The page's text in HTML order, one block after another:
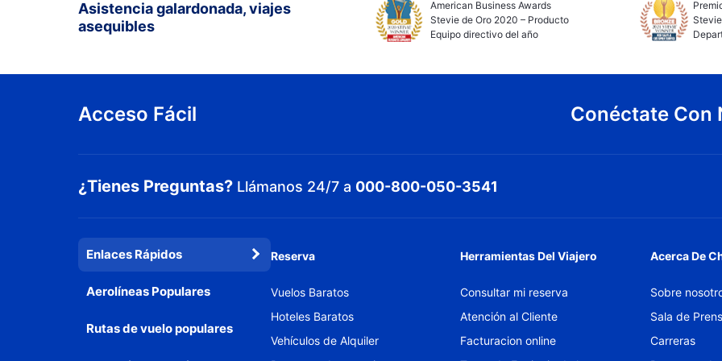
Asistencia galardonada, viajes
asequibles
American Business Awards
Stevie de Oro 2020 – Producto
Equipo directivo del año
Acceso Fácil Conéctate Con
¿Tienes Preguntas? Llámanos 24/7 a 000-800-050-3541
Enlaces Rápidos
Aerolíneas Populares
Rutas de vuelo populares
Reserva
Vuelos Baratos
Hoteles Baratos
Vehículos de Alquiler
Herramientas Del Viajero
Consultar mi reserva
Atención al Cliente
Facturacion online
Acerca De
Sobre
Sala de
Carreras